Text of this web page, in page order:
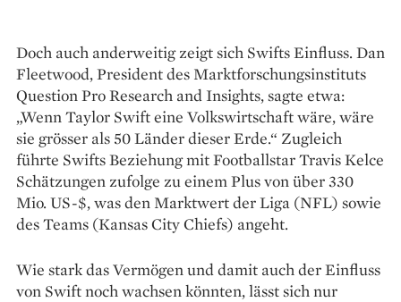
Doch auch anderweitig zeigt sich Swifts Einfluss. Dan
Fleetwood, President des Marktforschungsinstituts
Question Pro Research and Insights, sagte etwa:
„Wenn Taylor Swift eine Volkswirtschaft wäre, wäre
sie grösser als 50 Länder dieser Erde.“ Zugleich
führte Swifts Beziehung mit Footballstar Travis Kelce
Schätzungen zufolge zu einem Plus von über 330
Mio. US-$, was den Marktwert der Liga (NFL) sowie
des Teams (Kansas City Chiefs) angeht.
Wie stark das Vermögen und damit auch der Einfluss
von Swift noch wachsen könnten, lässt sich nur